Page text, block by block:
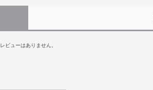
レビューはありません。